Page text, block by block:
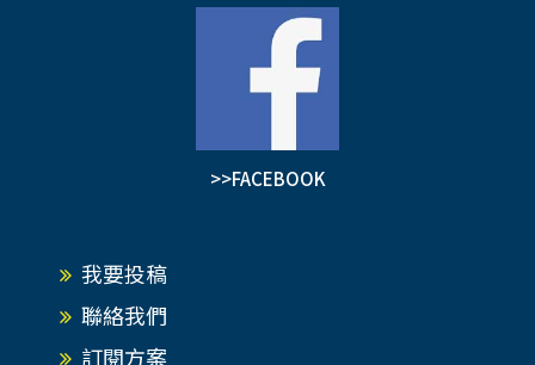
>>FACEBOOK
我要投稿
聯絡我們
訂閱方案